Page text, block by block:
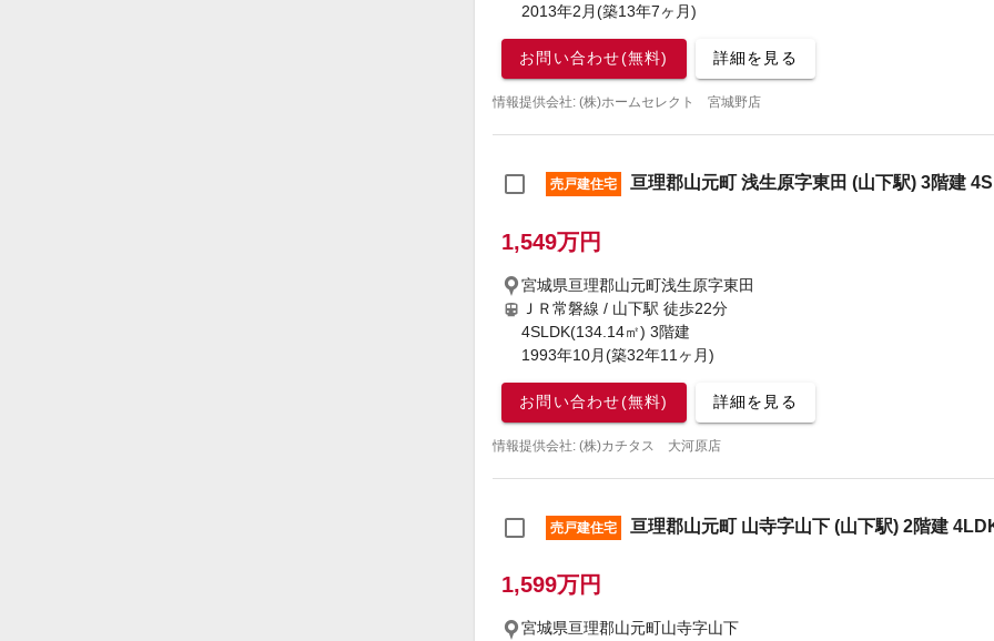
2013年2月(築13年7ヶ月)
お問い合わせ(無料) 詳細を見る
情報提供会社: (株)ホームセレクト 宮城野店
売戸建住宅 亘理郡山元町 浅生原字東田 (山下駅) 3階建
1,549万円
宮城県亘理郡山元町浅生原字東田
ＪＲ常磐線 / 山下駅 徒歩22分
4SLDK(134.14㎡) 3階建
1993年10月(築32年11ヶ月)
お問い合わせ(無料) 詳細を見る
情報提供会社: (株)カチタス 大河原店
売戸建住宅 亘理郡山元町 山寺字山下 (山下駅) 2階建
1,599万円
宮城県亘理郡山元町山寺字山下